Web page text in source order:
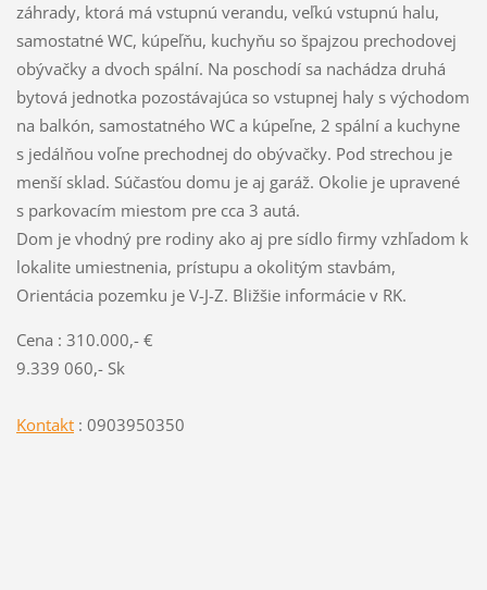
záhrady, ktorá má vstupnú verandu, veľkú vstupnú halu,
samostatné WC, kúpeľňu, kuchyňu so špajzou prechodovej
obývačky a dvoch spální. Na poschodí sa nachádza druhá
bytová jednotka pozostávajúca so vstupnej haly s východom
na balkón, samostatného WC a kúpeľne, 2 spální a kuchyne
s jedálňou voľne prechodnej do obývačky. Pod strechou je
menší sklad. Súčasťou domu je aj garáž. Okolie je upravené
s parkovacím miestom pre cca 3 autá.
Dom je vhodný pre rodiny ako aj pre sídlo firmy vzhľadom k
lokalite umiestnenia, prístupu a okolitým stavbám,
Orientácia pozemku je V-J-Z. Bližšie informácie v RK.
Cena : 310.000,- €
9.339 060,- Sk
Kontakt: 0903950350